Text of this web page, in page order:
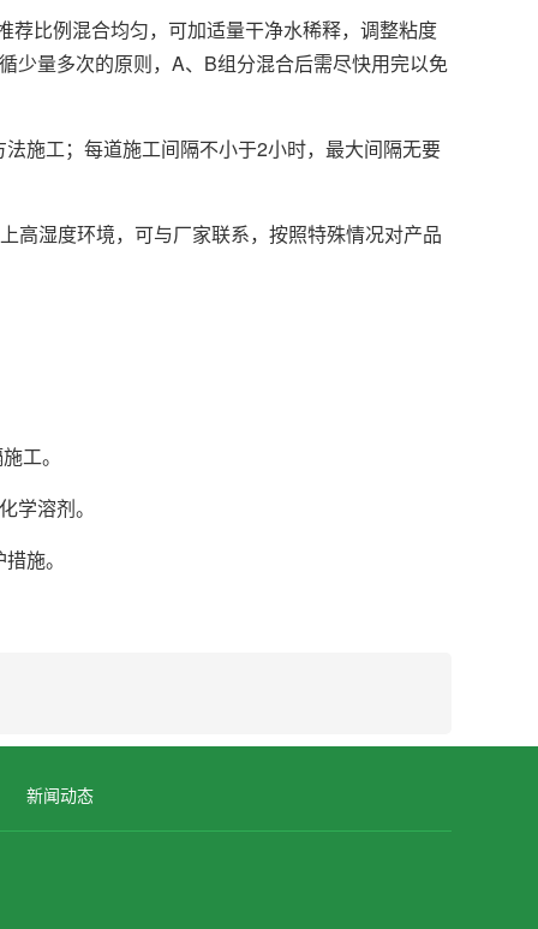
比例混合均匀，可加适量干净水稀释，调整粘度
少量多次的原则，A、B组分混合后需尽快用完以免
施工；每道施工间隔不小于2小时，最大间隔无要
湿度环境，可与厂家联系，按照特殊情况对产品
工。
学溶剂。
施。
新闻动态